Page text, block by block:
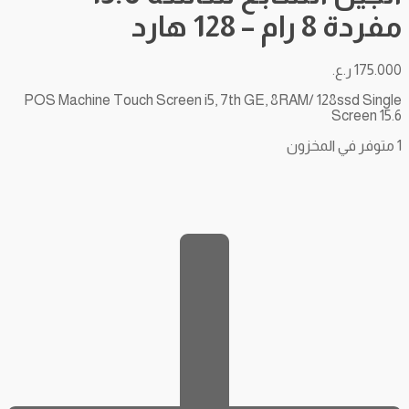
مفردة 8 رام – 128 هارد
175.000 ر.ع.
POS Machine Touch Screen i5, 7th GE, 8RAM/ 128ssd Single
Screen 15.6
1 متوفر في المخزون